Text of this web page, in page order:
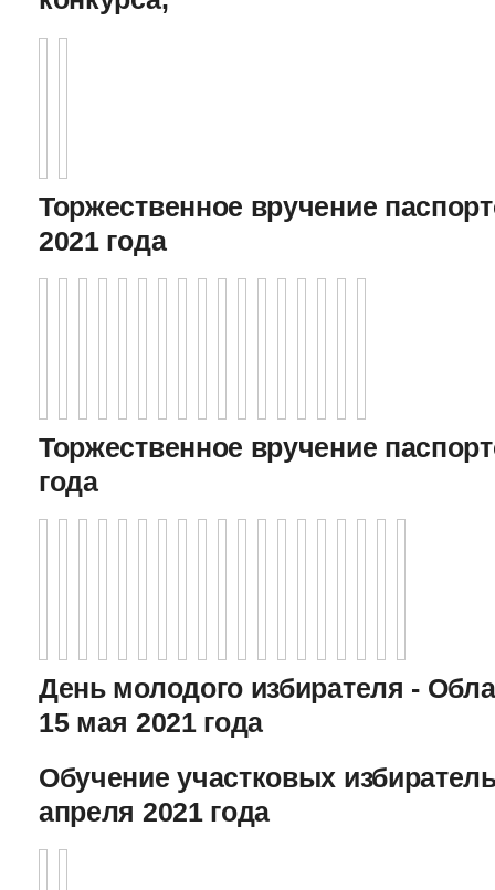
Торжественное вручение
2021 года
Торжественное вручение
года
День молодого избирателя -
15 мая 2021 года
Обучение участковых
апреля 2021 года